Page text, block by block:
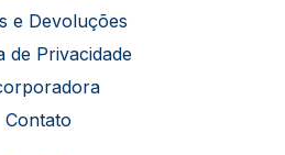
e Devoluções
de Privacidade
Contato